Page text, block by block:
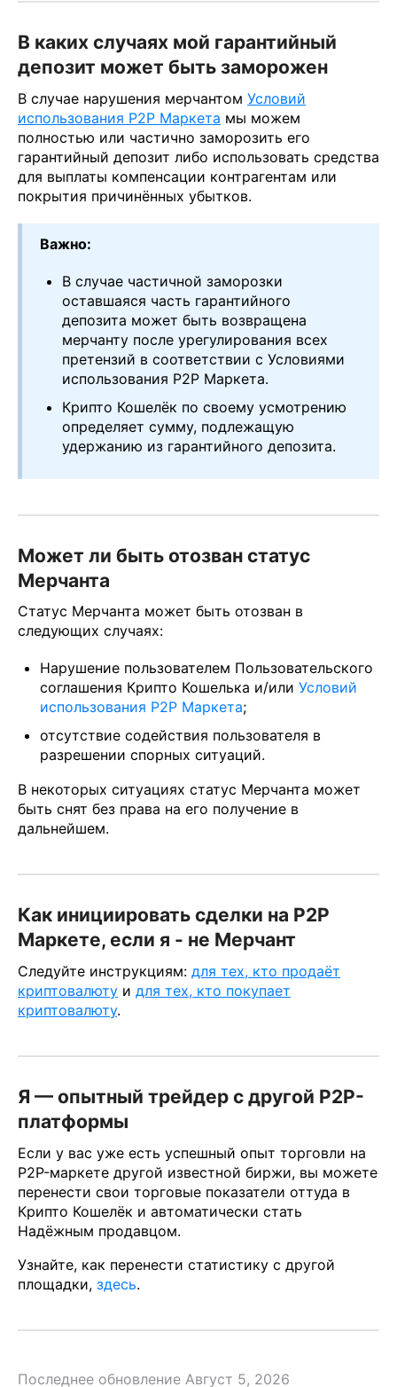
В каких случаях мой гарантийный
депозит может быть заморожен
В случае нарушения мерчантом Условий
использования P2P Маркета мы можем
полностью или частично заморозить его
гарантийный депозит либо использовать средства
для выплаты компенсации контрагентам или
покрытия причинённых убытков.
Важно:
В случае частичной заморозки
оставшаяся часть гарантийного
депозита может быть возвращена
мерчанту после урегулирования всех
претензий в соответствии с Условиями
использования P2P Маркета.
Крипто Кошелёк по своему усмотрению
определяет сумму, подлежащую
удержанию из гарантийного депозита.
Может ли быть отозван статус
Мерчанта
Статус Мерчанта может быть отозван в
следующих случаях:
Нарушение пользователем Пользовательского
соглашения Крипто Кошелька и/или Условий
использования P2P Маркета;
отсутствие содействия пользователя в
разрешении спорных ситуаций.
В некоторых ситуациях статус Мерчанта может
быть снят без права на его получение в
дальнейшем.
Как инициировать сделки на P2P
Маркете, если я - не Мерчант
Следуйте инструкциям: для тех, кто продаёт
криптовалюту и для тех, кто покупает
криптовалюту.
Я — опытный трейдер с другой P2P-
платформы
Если у вас уже есть успешный опыт торговли на
P2P-маркете другой известной биржи, вы можете
перенести свои торговые показатели оттуда в
Крипто Кошелёк и автоматически стать
Надёжным продавцом.
Узнайте, как перенести статистику с другой
площадки, здесь.
Последнее обновление Август 5, 2026